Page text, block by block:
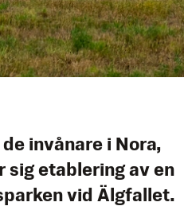
invånare i Nora,
sig etablering av en
vid Älgfallet.